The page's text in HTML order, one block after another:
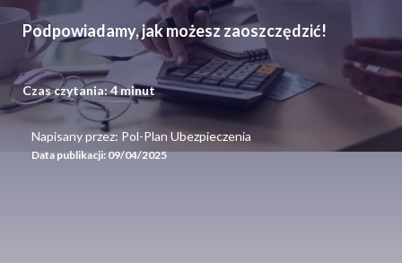
Podpowiadamy, jak możesz zaoszczędzić!
Czas czytania: 4minut
Napisany przez: Pol-Plan Ubezpieczenia
Data publikacji: 09/04/2025